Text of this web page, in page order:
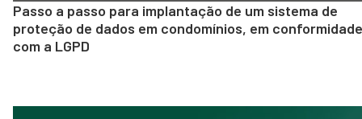
Passo a passo para implantação de um sistema de
proteção de dados em condomínios, em conformidade
com a LGPD